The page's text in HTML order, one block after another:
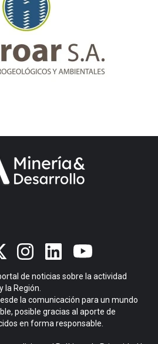
de noticias sobre la actividad
la Región.
la comunicación para un mundo
posible gracias al aporte de
en forma responsable.